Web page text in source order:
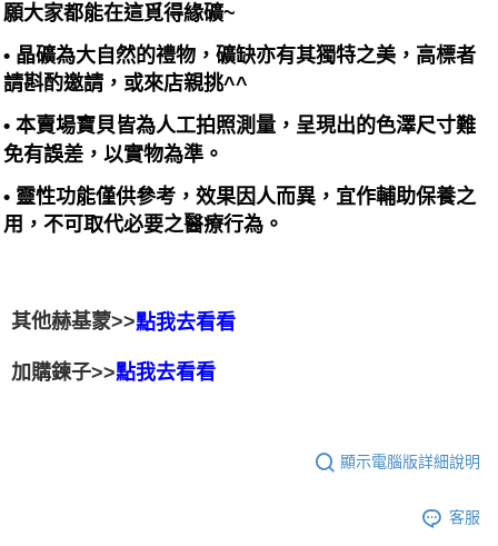
願大家都能在這覓得緣礦~
• 晶礦為大自然的禮物，礦缺亦有其獨特之美，高標者
請斟酌邀請，或來店親挑^^
• 本賣場寶貝皆為人工拍照測量，呈現出的色澤尺寸難
免有誤差，以實物為準。
• 靈性功能僅供參考，效果因人而異，宜作輔助保養之
用，不可取代必要之醫療行為。
其他赫基蒙>>點我去看看
加購鍊子>>點我去看看
顯示電腦版詳細說明
客服